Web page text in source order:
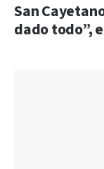
San
dado todo”,